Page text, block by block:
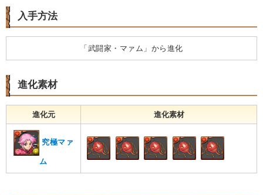
入手方法
「武闘家・マァム」から進化
進化素材
進化元 進化素材
究極マァ
ム